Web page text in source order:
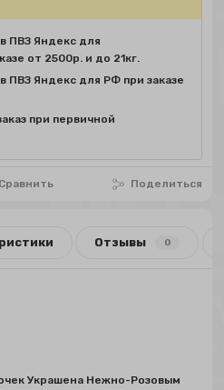
Сравнить Поделиться
ПВЗ Яндекс для
от 2500р. и до 21кг.
ПВЗ Яндекс для РФ при заказе
при первичной
Отзывы 0
Украшена Нежно-Розовым